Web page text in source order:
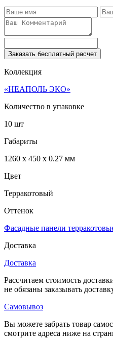
Заказать бесплатный расчет
Коллекция
«НЕАПОЛЬ ЭКО»
Количество в упаковке
10 шт
Габариты
1260 x 450 x 0.27 мм
Цвет
Терракотовый
Оттенок
Фасадные панели
Доставка
Доставка
Рассчитаем стоимость
не обязаны заказывать
Самовывоз
Вы можете забрать товар
смотрите адреса ниже на